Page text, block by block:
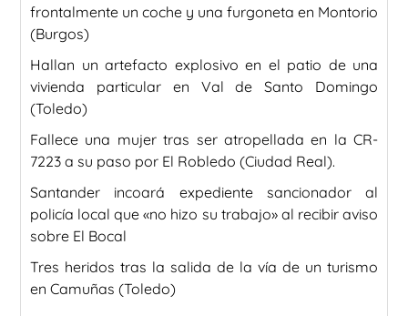
frontalmente un coche y una furgoneta en Montorio
(Burgos)
Hallan un artefacto explosivo en el patio de una
vivienda particular en Val de Santo Domingo
(Toledo)
Fallece una mujer tras ser atropellada en la CR-
7223 a su paso por El Robledo (Ciudad Real).
Santander incoará expediente sancionador al
policía local que «no hizo su trabajo» al recibir aviso
sobre El Bocal
Tres heridos tras la salida de la vía de un turismo
en Camuñas (Toledo)